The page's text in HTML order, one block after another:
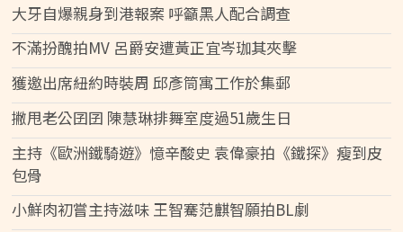
大牙自爆親身到港報案 呼籲黑人配合調查
不滿扮醜拍MV 呂爵安遭黃正宜岑珈其夾擊
獲邀出席紐約時裝周 邱彥筒寓工作於集郵
撇甩老公囝囝 陳慧琳排舞室度過51歲生日
主持《歐洲鐵騎遊》憶辛酸史 袁偉豪拍《鐵探》瘦到皮
包骨
小鮮肉初嘗主持滋味 王智騫范麒智願拍BL劇